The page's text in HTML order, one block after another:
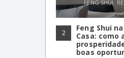
FENG SHUI,
2
Feng Shui
Casa: como
boas